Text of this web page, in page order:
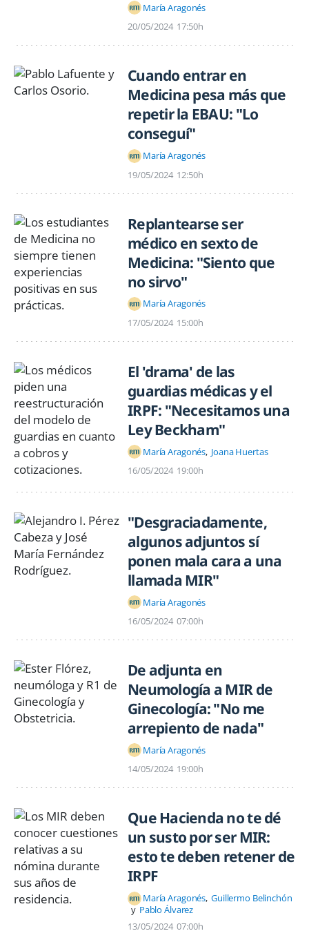
María Aragonés
20/05/2024 17:50h
Cuando entrar en
Medicina pesa más que
repetir la EBAU: "Lo
conseguí"
María Aragonés
19/05/2024 12:50h
Replantearse ser
médico en sexto de
Medicina: "Siento que
no sirvo"
María Aragonés
17/05/2024 15:00h
El 'drama' de las
guardias médicas y el
IRPF: "Necesitamos una
Ley Beckham"
María Aragonés Joana Huertas
16/05/2024 19:00h
"Desgraciadamente,
algunos adjuntos sí
ponen mala cara a una
llamada MIR"
María Aragonés
16/05/2024 07:00h
De adjunta en
Neumología a MIR de
Ginecología: "No me
arrepiento de nada"
María Aragonés
14/05/2024 19:00h
Que Hacienda no te dé
un susto por ser MIR:
esto te deben retener de
IRPF
María Aragonés Guillermo Belinchón
Pablo Álvarez
13/05/2024 07:00h